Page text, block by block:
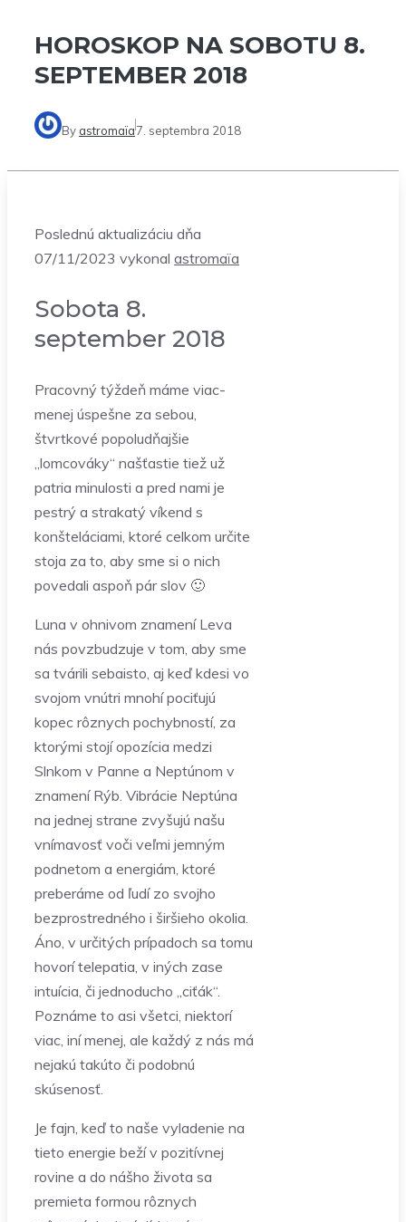
HOROSKOP NA SOBOTU 8.
SEPTEMBER 2018
By astromaïa7. septembra 2018
Poslednú aktualizáciu dňa
07/11/2023 vykonal astromaïa
Sobota 8.
september 2018
Pracovný týždeň máme viac-
menej úspešne za sebou,
štvrtkové popoludňajšie
„lomcováky“ našťastie tiež už
patria minulosti a pred nami je
pestrý a strakatý víkend s
konšteláciami, ktoré celkom určite
stoja za to, aby sme si o nich
povedali aspoň pár slov 🙂
Luna v ohnivom znamení Leva
nás povzbudzuje v tom, aby sme
sa tvárili sebaisto, aj keď kdesi vo
svojom vnútri mnohí pociťujú
kopec rôznych pochybností, za
ktorými stojí opozícia medzi
Slnkom v Panne a Neptúnom v
znamení Rýb. Vibrácie Neptúna
na jednej strane zvyšujú našu
vnímavosť voči veľmi jemným
podnetom a energiám, ktoré
preberáme od ľudí zo svojho
bezprostredného i širšieho okolia.
Áno, v určitých prípadoch sa tomu
hovorí telepatia, v iných zase
intuícia, či jednoducho „ciťák“.
Poznáme to asi všetci, niektorí
viac, iní menej, ale každý z nás má
nejakú takúto či podobnú
skúsenosť.
Je fajn, keď to naše vyladenie na
tieto energie beží v pozitívnej
rovine a do nášho života sa
premieta formou rôznych